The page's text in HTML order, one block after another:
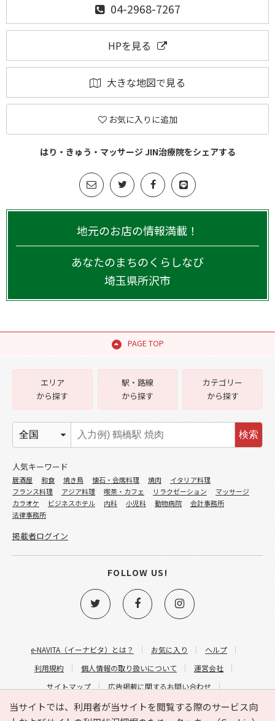
04-2968-7267
HPを見る
大きな地図で見る
お気に入りに追加
はり・きゅう・マッサージ JIN治療院をシェアする
地元のお店の情報満載！
あなたのまちのくらしなび
埼玉県所沢市
PAGE TOP
当サイトでは、利用者が当サイトを閲覧する際のサービス向
e-NAVITA（イーナビタ）とは？ お気に入り
ヘルプ
利用規約
個人情報の取り扱いについて
運営会社
サイトマップ
広告掲載に関するお問い合わせ
サイトの内容に関するお問い合わせ
エリア
から探す
駅・路線
から探す
カテゴリー
から探す
検索
人気キーワード
居酒屋 和食 焼き鳥 懐石・会席料理 焼肉
イタリア料理
フランス料理
アジア料理 喫茶・カフェ リラクゼーション
マッサージ
カラオケ
ビジネスホテル 内科 小児科 動物病院
会計事務所
法律事務所
掲載者ログイン
FOLLOW US!